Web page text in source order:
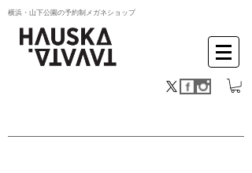
横浜・山下公園の予約制メガネショップ